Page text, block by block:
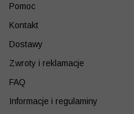
Pomoc
Kontakt
Dostawy
Zwroty i reklamacje
FAQ
Informacje i regulaminy